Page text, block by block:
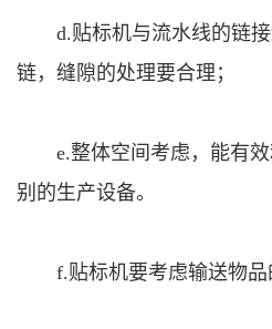
d.贴标机与流水线的链接
链，缝隙的处理要合理；
e.整体空间考虑，能有效
别的生产设备。
f.贴标机要考虑输送物品